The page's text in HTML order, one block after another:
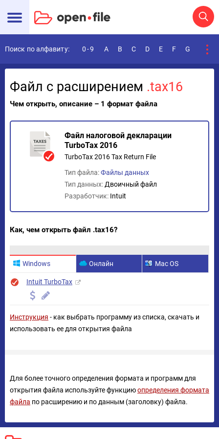
Поиск по алфавиту: 0-9 A B C D E F G
Файл с расширением .tax16
Чем открыть, описание – 1 формат файла
Файл налоговой декларации
TurboTax 2016
TurboTax 2016 Tax Return File
Тип файла:Файлы данных
Тип данных: Двоичный файл
Разработчик: Intuit
Как, чем открыть файл .tax16?
Windows Онлайн Mac OS
Intuit TurboTax
Инструкция - как выбрать программу из списка, скачать и
использовать ее для открытия файла
Для более точного определения формата и программ для
открытия файла используйте функциюопределения формата
файла по расширению и по данным (заголовку) файла.